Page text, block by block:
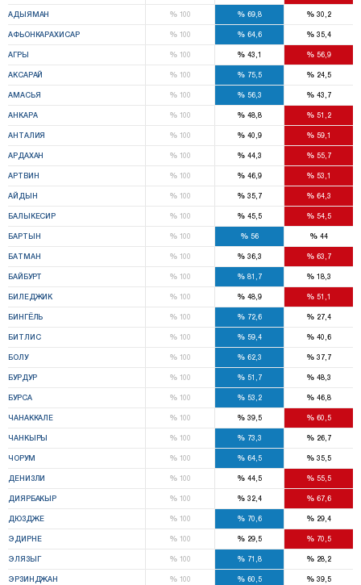
АДЫЯМАН %100 % 69,8 % 30,2
АФЬОНКАРАХИСАР %100 % 64,6 % 35,4
АГРЫ %100 % 43,1 % 56,9
АКСАРАЙ %100 % 75,5 % 24,5
АМАСЬЯ %100 % 56,3 % 43,7
АНКАРА %100 % 48,8 % 51,2
АНТАЛИЯ %100 % 40,9 % 59,1
АРДАХАН %100 % 44,3 % 55,7
АРТВИН %100 % 46,9 % 53,1
АЙДЫН %100 % 35,7 % 64,3
БАЛЫКЕСИР %100 % 45,5 % 54,5
БАРТЫН %100 % 56 % 44
БАТМАН %100 % 36,3 % 63,7
БАЙБУРТ %100 % 81,7 % 18,3
БИЛЕДЖИК %100 % 48,9 % 51,1
БИНГЁЛЬ %100 % 72,6 % 27,4
БИТЛИС %100 % 59,4 % 40,6
БОЛУ %100 % 62,3 % 37,7
БУРДУР %100 % 51,7 % 48,3
БУРСА %100 % 53,2 % 46,8
ЧАНАККАЛЕ %100 % 39,5 % 60,5
ЧАНКЫРЫ %100 % 73,3 % 26,7
ЧОРУМ %100 % 64,5 % 35,5
ДЕНИЗЛИ %100 % 44,5 % 55,5
ДИЯРБАКЫР %100 % 32,4 % 67,6
ДЮЗДЖЕ %100 % 70,6 % 29,4
ЭДИРНЕ %100 % 29,5 % 70,5
ЭЛЯЗЫГ %100 % 71,8 % 28,2
ЭРЗИНДЖАН %100 % 60,5 % 39,5